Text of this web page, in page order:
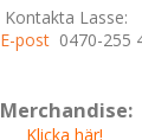
Kontakta Lasse:
E-post0470-255
Merchandise:
Klicka här!